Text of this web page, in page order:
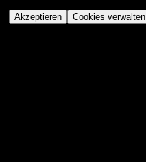
Akzeptieren Cookies verwalten